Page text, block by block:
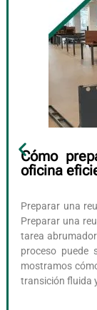
Cómo
oficina
Preparar una
Preparar una
tarea
proceso puede
mostramos
transición fluida